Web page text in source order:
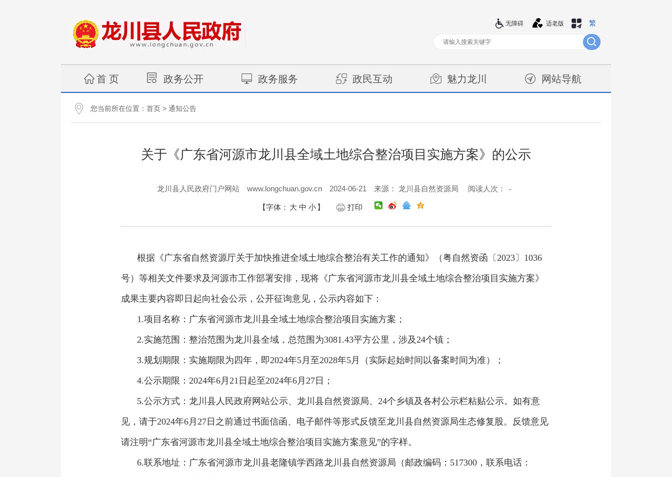
繁
适老版
无障碍
首 页 政务公开 政务服务 政民互动 魅力龙川 网站导航
您当前所在位置： 首页 > 通知公告
关于《广东省河源市龙川县全域土地综合整治项目实施方案》的公示
龙川县人民政府门户网站 www.longchuan.gov.cn 2024-06-21 来源： 龙川县自然资源局 阅读人次： -
【字体： 大 中 小 】 打印
根据《广东省自然资源厅关于加快推进全域土地综合整治有关工作的通知》（粤自然资函〔2023〕1036
号）等相关文件要求及河源市工作部署安排，现将《广东省河源市龙川县全域土地综合整治项目实施方案》
成果主要内容即日起向社会公示，公开征询意见，公示内容如下：
1.项目名称：广东省河源市龙川县全域土地综合整治项目实施方案；
2.实施范围：整治范围为龙川县全域，总范围为3081.43平方公里，涉及24个镇；
3.规划期限：实施期限为四年，即2024年5月至2028年5月（实际起始时间以备案时间为准）；
4.公示期限：2024年6月21日起至2024年6月27日；
5.公示方式：龙川县人民政府网站公示、龙川县自然资源局、24个乡镇及各村公示栏粘贴公示。如有意
见，请于2024年6月27日之前通过书面信函、电子邮件等形式反馈至龙川县自然资源局生态修复股。反馈意见
请注明“广东省河源市龙川县全域土地综合整治项目实施方案意见”的字样。
6.联系地址：广东省河源市龙川县老隆镇学西路龙川县自然资源局（邮政编码：517300，联系电话：